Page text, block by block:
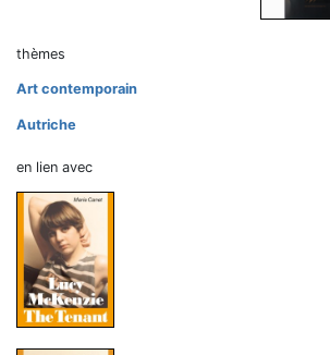
thèmes
Art contemporain
Autriche
en lien avec